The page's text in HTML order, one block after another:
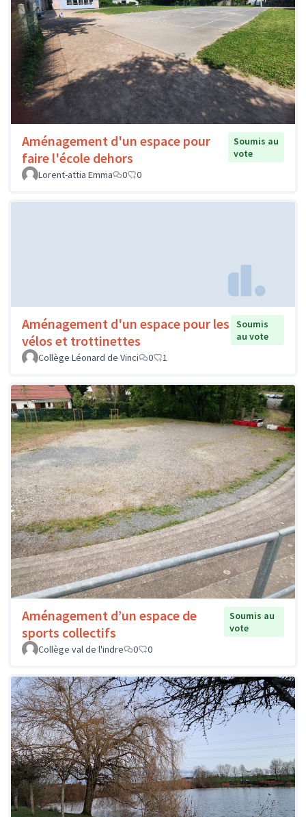
Aménagement d'un espace pour
faire l'école dehors
Soumis au
vote
Lorent-attia Emma
0 0
Aménagement d'un espace pour les
vélos et trottinettes
Soumis
au vote
Collège Léonard de Vinci
0 1
Aménagement d’un espace de
sports collectifs
Soumis au
vote
Collège val de l'indre
0 0